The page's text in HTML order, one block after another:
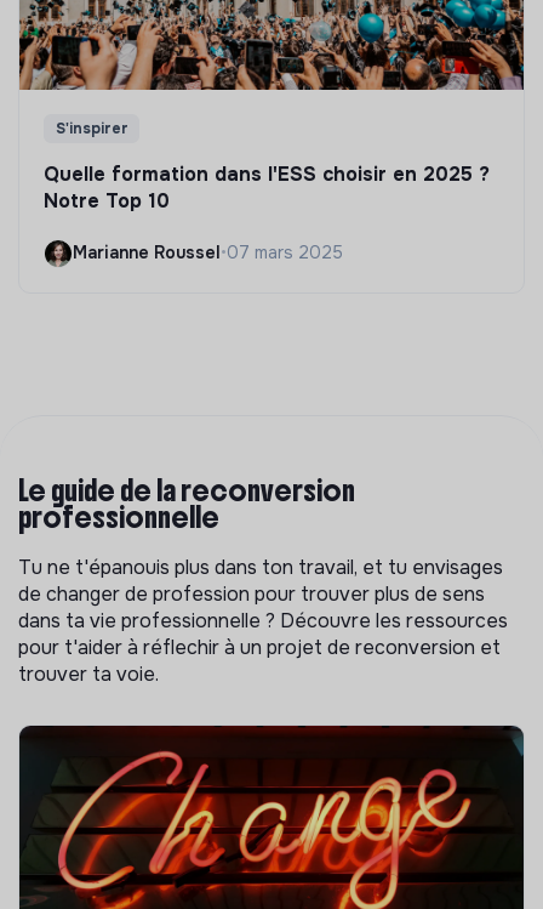
S'inspirer
Quelle formation dans l'ESS choisir en 2025 ?
Notre Top 10
Marianne Roussel •07 mars 2025
Le guide de la reconversion
professionnelle
Tu ne t'épanouis plus dans ton travail, et tu envisages
de changer de profession pour trouver plus de sens
dans ta vie professionnelle ? Découvre les ressources
pour t'aider à réflechir à un projet de reconversion et
trouver ta voie.